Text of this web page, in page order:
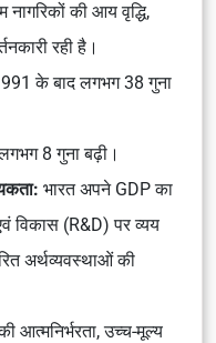
नागरिकों की आय वृद्धि,
रही है।
के बाद लगभग 38 गुना
8 गुना बढ़ी।
भारत अपने GDP का
(R&D) पर व्यय
अर्थव्यवस्थाओं की
आत्मनिर्भरता, उच्च-मूल्य